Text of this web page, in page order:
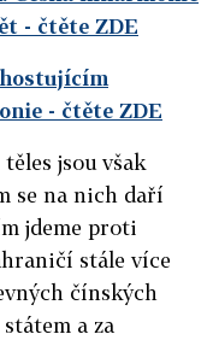
- čtěte ZDE
- čtěte ZDE
jsou však
se na nich daří
jdeme proti
stále více
čínských
a za